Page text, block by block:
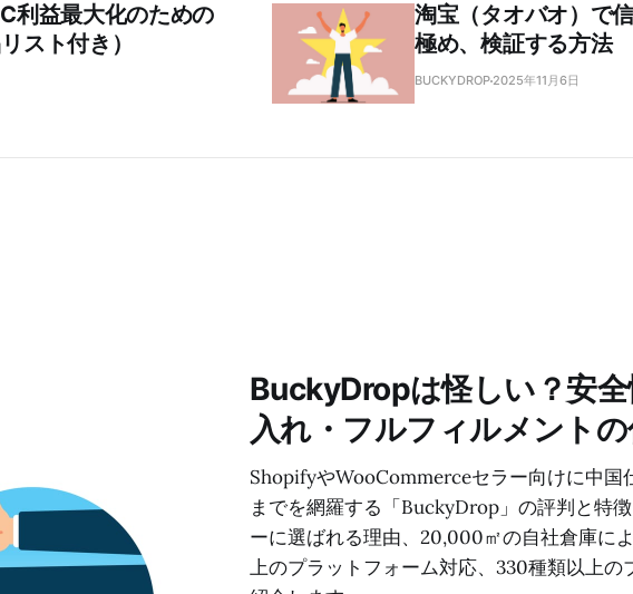
利益最大化のための
スト付き）
淘宝（タオバオ）で
極め、検証する方法
BUCKYDROP 2025年11月6日
BuckyDropは怪しい？安
入れ・フルフィルメント
ShopifyやWooCommerceセラー向けに中国
までを網羅する「BuckyDrop」の評判と特
ーに選ばれる理由、20,000㎡の自社倉庫に
上のプラットフォーム対応、330種類以上の